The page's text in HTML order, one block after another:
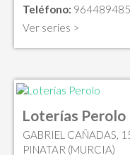
Teléfono: 964489485
Ver series >
Loterías Perolo
GABRIEL CAÑADAS,
PINATAR (MURCIA)